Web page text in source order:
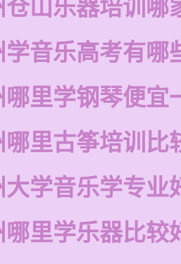
仓山乐器培训哪
学音乐高考有哪
哪里学钢琴便宜
哪里古筝培训比
大学音乐学专业
哪里学乐器比较